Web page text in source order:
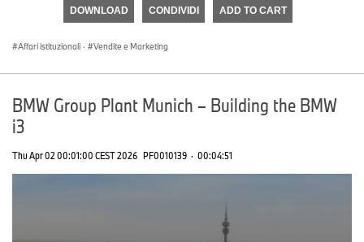
DOWNLOAD CONDIVIDI ADD TO CART
Affari istituzionali · Vendite e Marketing
BMW Group Plant Munich – Building the BMW
i3
Thu Apr 02 00:01:00 CEST 2026 PF0010139 · 00:04:51